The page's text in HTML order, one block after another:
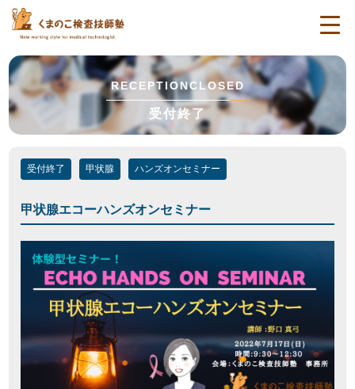
RECEPTIONCLOSED
受付終了
受付終了 甲状腺 ハンズオンセミナー
甲状腺エコーハンズオンセミナー